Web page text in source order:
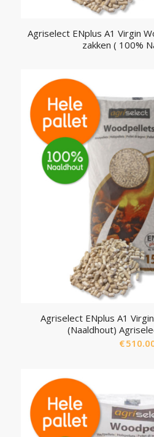
Agriselect ENplus A1 Virgin
zakken ( 100%
Agriselect ENplus A1
(Naaldhout)
€